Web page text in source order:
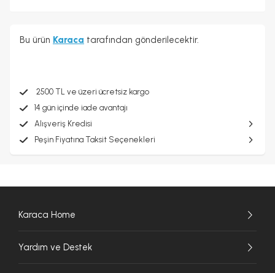
Bu ürün Karaca tarafından gönderilecektir.
2500 TL ve üzeri ücretsiz kargo
14 gün içinde iade avantajı
Alışveriş Kredisi
Peşin Fiyatına Taksit Seçenekleri
Karaca Home
Yardım ve Destek